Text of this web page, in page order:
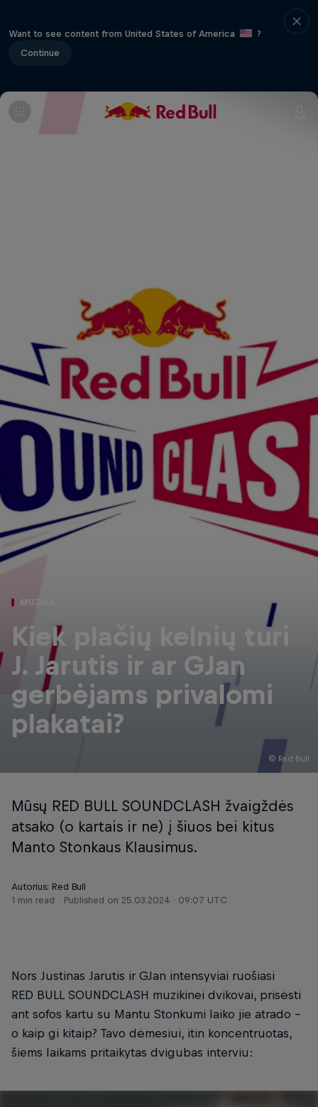
Want to see content from United States of America
?
Continue
© Red Bull
MUZIKA
Kiek plačių kelnių turi
J. Jarutis ir ar GJan
gerbėjams privalomi
plakatai?
Mūsų RED BULL SOUNDCLASH žvaigždės
atsako (o kartais ir ne) į šiuos bei kitus
Manto Stonkaus Klausimus.
Autorius: Red Bull
1 min read
Published on 25.03.2024 · 09:07 UTC
Nors Justinas Jarutis ir GJan intensyviai ruošiasi
RED BULL SOUNDCLASH muzikinei dvikovai, prisėsti
ant sofos kartu su Mantu Stonkumi laiko jie atrado -
o kaip gi kitaip? Tavo dėmesiui, itin koncentruotas,
šiems laikams pritaikytas dvigubas interviu: